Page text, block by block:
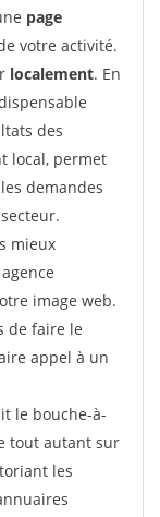
page
votre activité.
localement. En
des
local, permet
demandes
mieux
image web.
de faire le
appel à un
le bouche-à-
tout autant sur
les